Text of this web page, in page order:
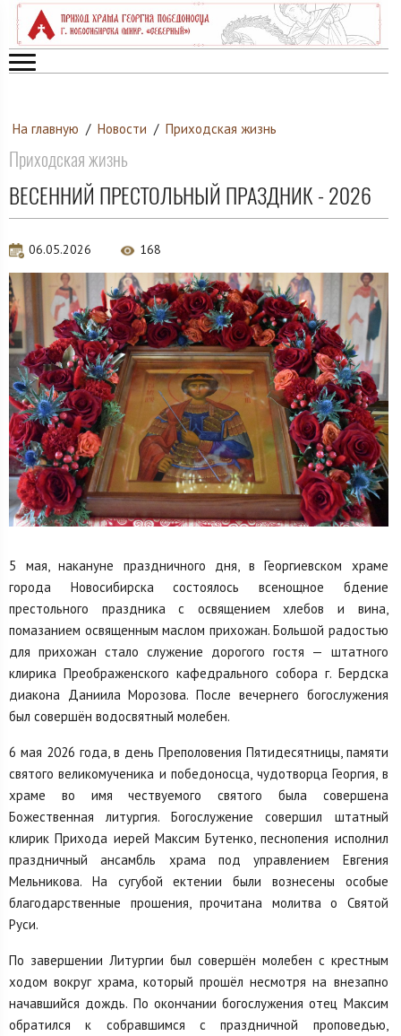
На главную / Новости / Приходская жизнь
Приходская жизнь
ВЕСЕННИЙ ПРЕСТОЛЬНЫЙ ПРАЗДНИК - 2026
06.05.2026 168
5 мая, накануне праздничного дня, в Георгиевском храме
города Новосибирска состоялось всенощное бдение
престольного праздника с освящением хлебов и вина,
помазанием освященным маслом прихожан. Большой радостью
для прихожан стало служение дорогого гостя — штатного
клирика Преображенского кафедрального собора г. Бердска
диакона Даниила Морозова. После вечернего богослужения
был совершён водосвятный молебен.
6 мая 2026 года, в день Преполовения Пятидесятницы, памяти
святого великомученика и победоносца, чудотворца Георгия, в
храме во имя чествуемого святого была совершена
Божественная литургия. Богослужение совершил штатный
клирик Прихода иерей Максим Бутенко, песнопения исполнил
праздничный ансамбль храма под управлением Евгения
Мельникова. На сугубой ектении были вознесены особые
благодарственные прошения, прочитана молитва о Святой
Руси.
По завершении Литургии был совершён молебен с крестным
ходом вокруг храма, который прошёл несмотря на внезапно
начавшийся дождь. По окончании богослужения отец Максим
обратился к собравшимся с праздничной проповедью,